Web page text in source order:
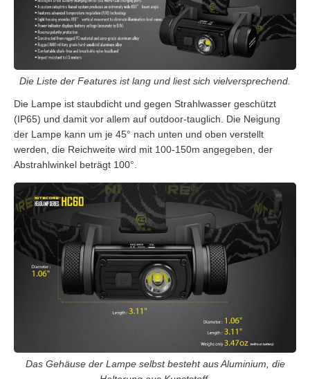
Die Liste der Features ist lang und liest sich vielversprechend.
Die Lampe ist staubdicht und gegen Strahlwasser geschützt
(IP65) und damit vor allem auf outdoor-tauglich. Die Neigung
der Lampe kann um je 45° nach unten und oben verstellt
werden, die Reichweite wird mit 100-150m angegeben, der
Abstrahlwinkel beträgt 100°.
Das Gehäuse der Lampe selbst besteht aus Aluminium, die